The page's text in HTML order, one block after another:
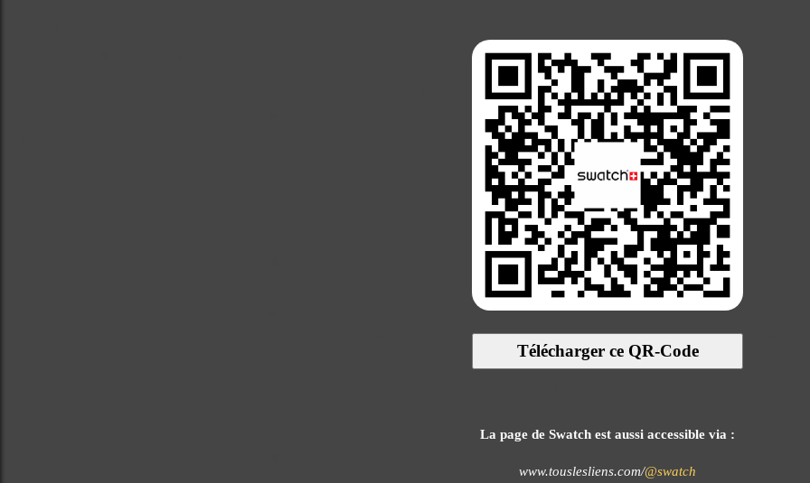
Télécharger ce QR-Code
La page de Swatch est aussi accessible via :
www.touslesliens.com/@swatch